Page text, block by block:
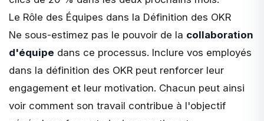
Le Rôle des Équipes dans la Définition des OKR
Ne sous-estimez pas le pouvoir de la collaboration
d'équipe dans ce processus. Inclure vos employés
dans la définition des OKR peut renforcer leur
engagement et leur motivation. Chacun peut ainsi
voir comment son travail contribue à l'objectif